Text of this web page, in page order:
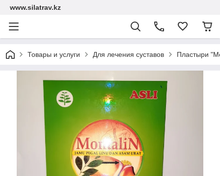
www.silatrav.kz
Товары и услуги Для лечения суставов Пластыри